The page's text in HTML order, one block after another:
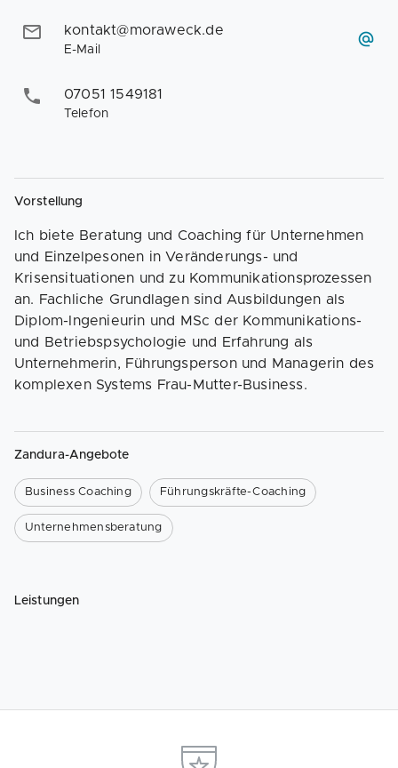
kontakt@moraweck.de
E-Mail
07051 1549181
Telefon
Vorstellung
Ich biete Beratung und Coaching für Unternehmen
und Einzelpesonen in Veränderungs- und
Krisensituationen und zu Kommunikationsprozessen
an. Fachliche Grundlagen sind Ausbildungen als
Diplom-Ingenieurin und MSc der Kommunikations-
und Betriebspsychologie und Erfahrung als
Unternehmerin, Führungsperson und Managerin des
komplexen Systems Frau-Mutter-Business.
Zandura-Angebote
Business Coaching Führungskräfte-Coaching
Unternehmensberatung
Leistungen